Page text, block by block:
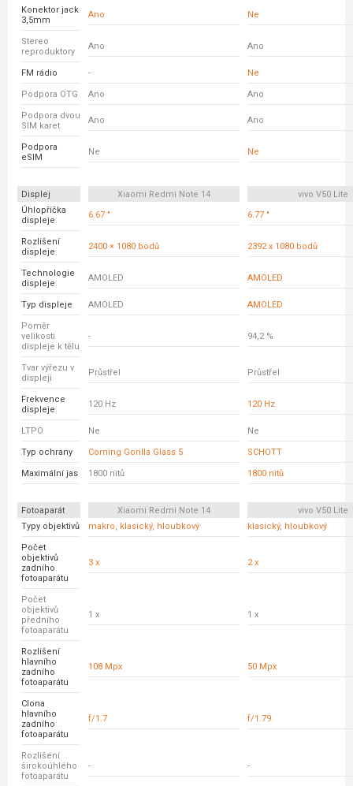
Konektor jack
3,5mm
Ano Ne
Stereo
reproduktory
Ano Ano
FM rádio - Ne
Podpora OTG Ano Ano
Podpora dvou
SIM karet
Ano Ano
Podpora
eSIM
Ne Ne
Displej Xiaomi Redmi Note 14
vivo V50 Lite
Úhlopříčka
displeje
6.67 " 6.77 "
Rozlišení
displeje
2400 × 1080 bodů 2392 x 1080 bodů
Technologie
displeje
AMOLED AMOLED
Typ displeje AMOLED AMOLED
Poměr
velikosti
displeje k tělu
- 94,2 %
Tvar výřezu v
displeji
Průstřel Průstřel
Frekvence
displeje
120 Hz 120 Hz
LTPO Ne Ne
Typ ochrany Corning Gorilla Glass 5 SCHOTT
Maximální jas 1800 nitů 1800 nitů
Fotoaparát Xiaomi Redmi Note 14
vivo V50 Lite
Typy objektivů
makro, klasický, hloubkový klasický, hloubkový
Počet
objektivů
zadního
fotoaparátu
3 x 2 x
Počet
objektivů
předního
fotoaparátu
1 x 1 x
Rozlišení
hlavního
zadního
fotoaparátu
108 Mpx 50 Mpx
Clona
hlavního
zadního
fotoaparátu
f/1.7 f/1.79
Rozlišení
širokoúhlého
fotoaparátu
- -